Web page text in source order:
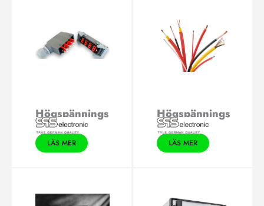
Högspännings
-kontakt
LÄS MER
Högspännings
kabel
LÄS MER